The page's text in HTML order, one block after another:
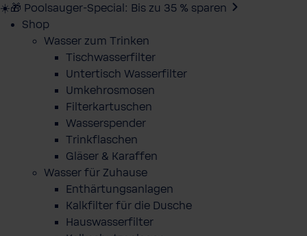
☀️🎁 Poolsauger-Special: Bis zu 35 % sparen
Shop
Wasser zum Trinken
Tischwasserfilter
Untertisch Wasserfilter
Umkehrosmosen
Filterkartuschen
Wasserspender
Trinkflaschen
Gläser & Karaffen
Wasser für Zuhause
Enthärtungsanlagen
Kalkfilter für die Dusche
Hauswasserfilter